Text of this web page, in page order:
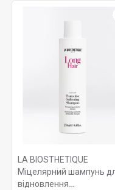
LA BIOSTHETIQUE
Міцелярний шампунь
відновлення